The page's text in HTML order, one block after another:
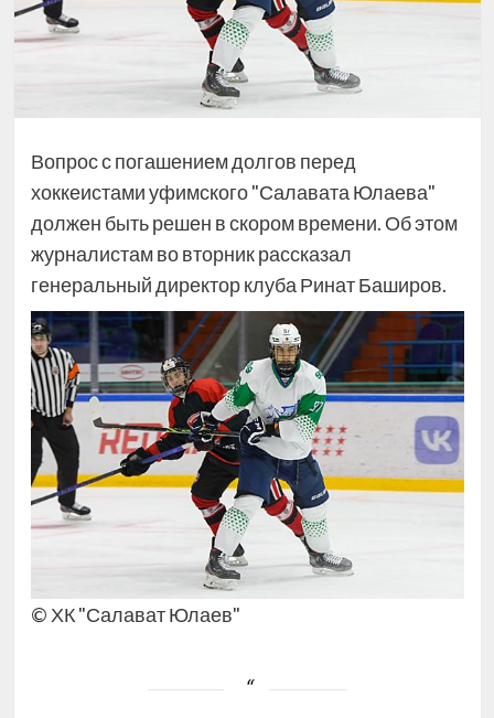
Вопрос с погашением долгов перед
хоккеистами уфимского "Салавата Юлаева"
должен быть решен в скором времени. Об этом
журналистам во вторник рассказал
генеральный директор клуба Ринат Баширов.
© ХК "Салават Юлаев"